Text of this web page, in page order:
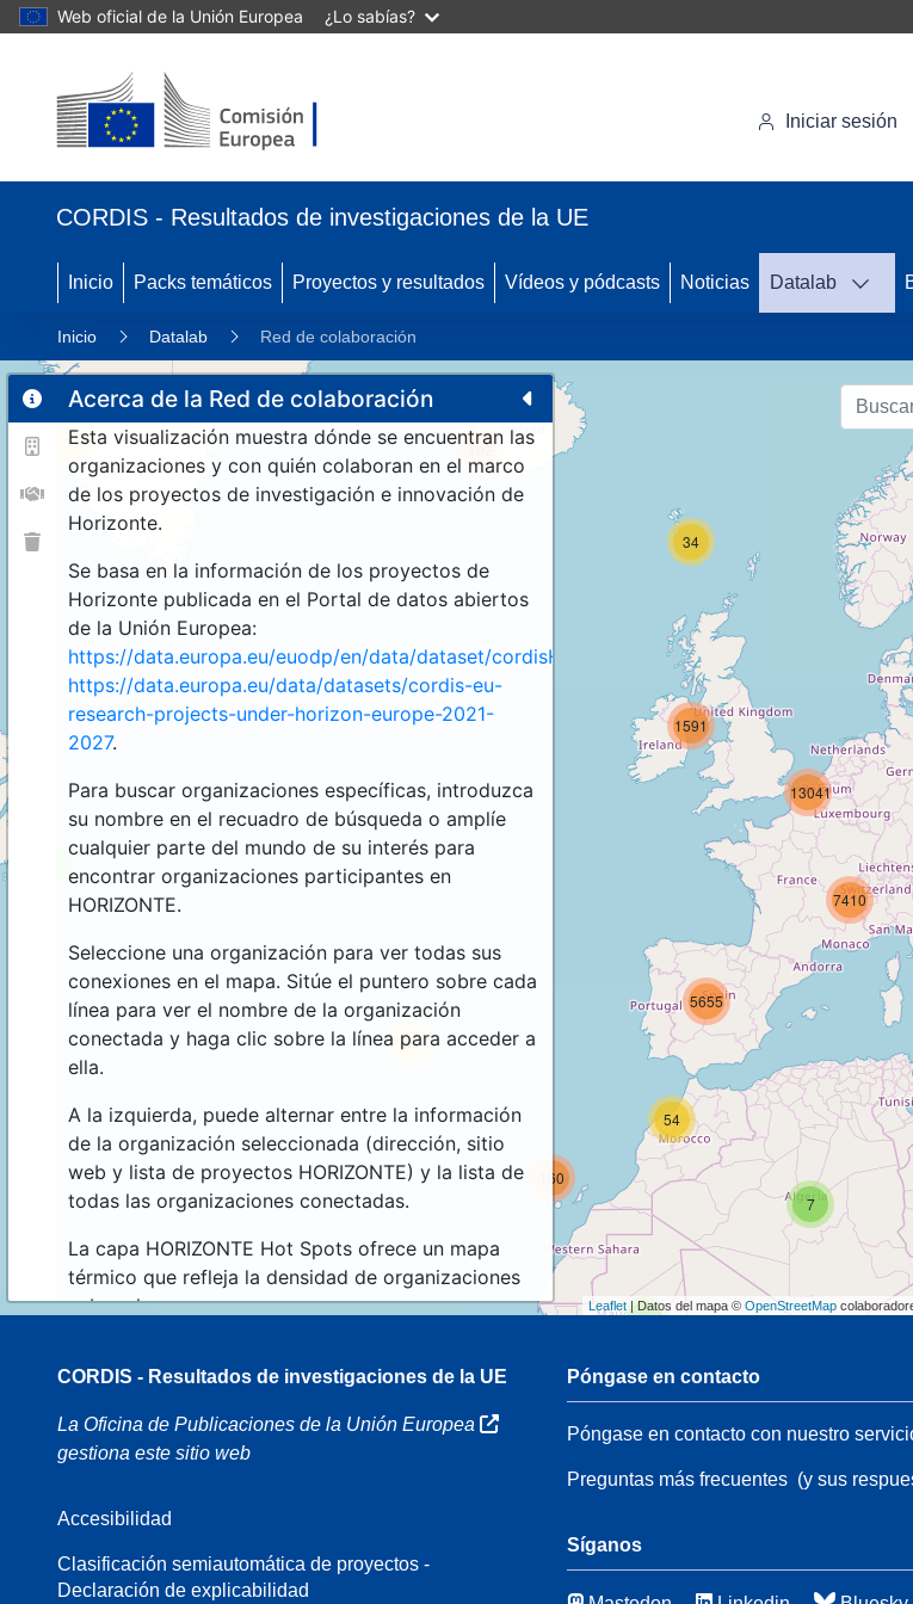
Web oficial de la Unión Europea ¿Lo sabías?
Iniciar sesión
CORDIS - Resultados de investigaciones de la UE
Inicio Packs temáticos Proyectos y resultados Vídeos y pódcasts Noticias Datalab
Inicio Datalab Red de colaboración
Acerca de la Red de colaboración
Esta visualización muestra dónde se encuentran las
organizaciones y con quién colaboran en el marco
de los proyectos de investigación e innovación de
Horizonte.
Se basa en la información de los proyectos de
Horizonte publicada en el Portal de datos abiertos
de la Unión Europea:
https://data.europa.eu/euodp/en/data/dataset/cordisH2020projects.
https://data.europa.eu/data/datasets/cordis-eu-
research-projects-under-horizon-europe-2021-
2027.
Para buscar organizaciones específicas, introduzca
su nombre en el recuadro de búsqueda o amplíe
cualquier parte del mundo de su interés para
encontrar organizaciones participantes en
HORIZONTE.
Seleccione una organización para ver todas sus
conexiones en el mapa. Sitúe el puntero sobre cada
línea para ver el nombre de la organización
conectada y haga clic sobre la línea para acceder a
ella.
A la izquierda, puede alternar entre la información
de la organización seleccionada (dirección, sitio
web y lista de proyectos HORIZONTE) y la lista de
todas las organizaciones conectadas.
La capa HORIZONTE Hot Spots ofrece un mapa
térmico que refleja la densidad de organizaciones
sobre el mapa.
11 192
7
2
16
160
44
139
54
5655
34
1591
13041
7410
Leaflet | Datos del mapa © OpenStreetMap
CORDIS - Resultados de investigaciones de la UE
La Oficina de Publicaciones de la Unión Europea
gestiona este sitio web
Accesibilidad
Clasificación semiautomática de proyectos -
Declaración de explicabilidad
Póngase en contacto
Póngase en contacto con nuestro
Preguntas más frecuentes(y sus
Síganos